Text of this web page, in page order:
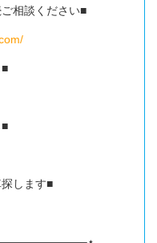
相談ください■
します■